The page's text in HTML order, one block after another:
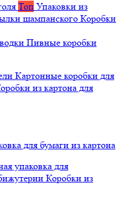
Топ Упаковки из
шампанского Коробки
Пивные коробки
Картонные коробки для
из картона для
для бумаги из картона
упаковка для
Коробки из